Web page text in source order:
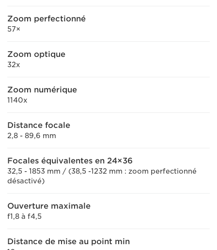
Zoom perfectionné
57×
Zoom optique
32x
Zoom numérique
1140x
Distance focale
2,8 - 89,6 mm
Focales équivalentes en 24×36
32,5 - 1853 mm / (38,5 -1232 mm : zoom perfectionné
désactivé)
Ouverture maximale
f1,8 à f4,5
Distance de mise au point min